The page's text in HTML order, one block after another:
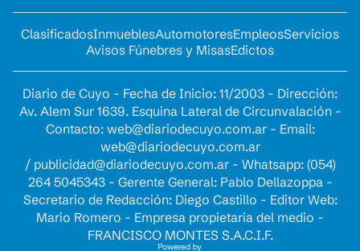
ClasificadosInmueblesAutomotoresEmpleosServicios
Avisos Fúnebres y MisasEdictos
Diario de Cuyo - Fecha de Inicio: 11/2003 - Dirección:
Av. Alem Sur 1639. Esquina Lateral de Circunvalación -
Contacto: web@diariodecuyo.com.ar- Email:
web@diariodecuyo.com.ar
/ publicidad@diariodecuyo.com.ar- Whatsapp: (054)
264 5045343 - Gerente General: Pablo Dellazoppa -
Secretario de Redacción: Diego Castillo - Editor Web:
Mario Romero - Empresa propietaria del medio -
FRANCISCO MONTES S.A.C.I.F.